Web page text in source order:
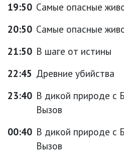
19:50 Самые опасные
20:50 Самые опасные
21:50 В шаге от истины
22:45 Древние убийства
23:40 В дикой природе с
Вызов
00:40 В дикой природе с
Вызов